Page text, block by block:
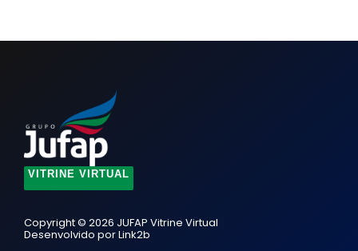
VITRINE VIRTUAL
Copyright © 2026 JUFAP Vitrine Virtual
Desenvolvido porLink2b